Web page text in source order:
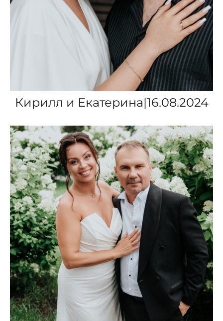
Кирилл и Екатерина|16.08.2024